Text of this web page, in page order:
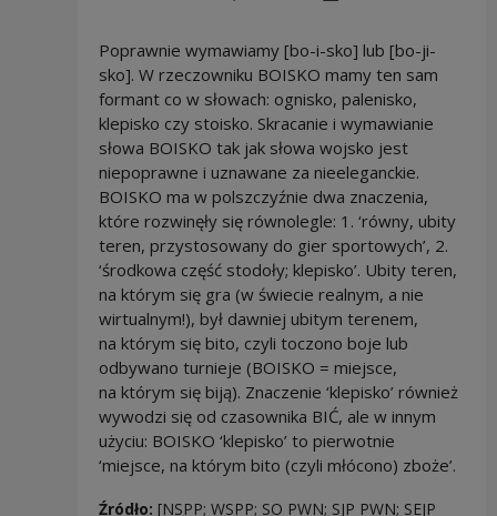
Poprawnie wymawiamy [bo-i-sko] lub [bo-ji-
sko]. W rzeczowniku BOISKO mamy ten sam
formant co w słowach: ognisko, palenisko,
klepisko czy stoisko. Skracanie i wymawianie
słowa BOISKO tak jak słowa wojsko jest
niepoprawne i uznawane za nieeleganckie.
BOISKO ma w polszczyźnie dwa znaczenia,
które rozwinęły się równolegle: 1. ‘równy, ubity
teren, przystosowany do gier sportowych’, 2.
‘środkowa część stodoły; klepisko’. Ubity teren,
na którym się gra (w świecie realnym, a nie
wirtualnym!), był dawniej ubitym terenem,
na którym się bito, czyli toczono boje lub
odbywano turnieje (BOISKO = miejsce,
na którym się biją). Znaczenie ‘klepisko’ również
wywodzi się od czasownika BIĆ, ale w innym
użyciu: BOISKO ‘klepisko’ to pierwotnie
‘miejsce, na którym bito (czyli młócono) zboże’.
Źródło: [NSPP; WSPP; SO PWN; SJP PWN; SEJP